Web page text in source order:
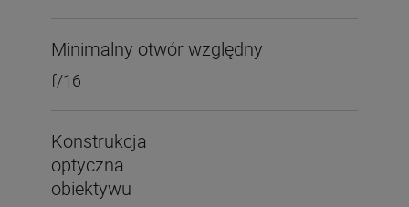
Minimalny otwór względny
f/16
Konstrukcja
optyczna
obiektywu